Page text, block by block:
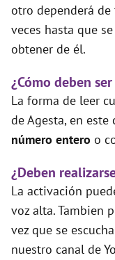
otro dependerá de
veces hasta que
obtener de él.
¿Cómo deben
La forma de leer
de Agesta, en
número entero o
¿Deben
La activación
voz alta. Tambien
vez que se
nuestro canal de